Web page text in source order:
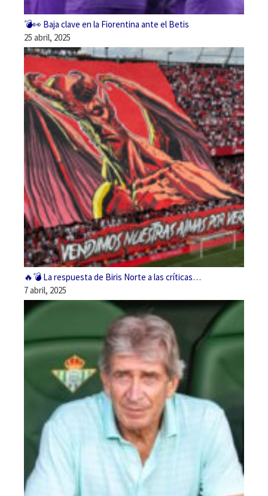
💣👀 Baja clave en la Fiorentina ante el Betis
25 abril, 2025
🔥💣 La respuesta de Biris Norte a las críticas…
7 abril, 2025